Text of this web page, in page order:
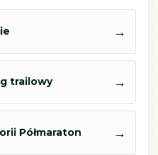
→
trailowy →
Półmaraton →